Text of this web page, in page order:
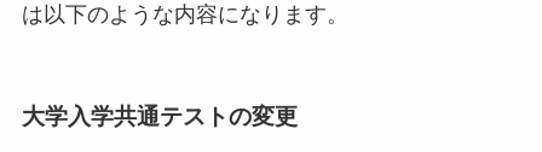
は以下のような内容になります。
大学入学共通テストの変更